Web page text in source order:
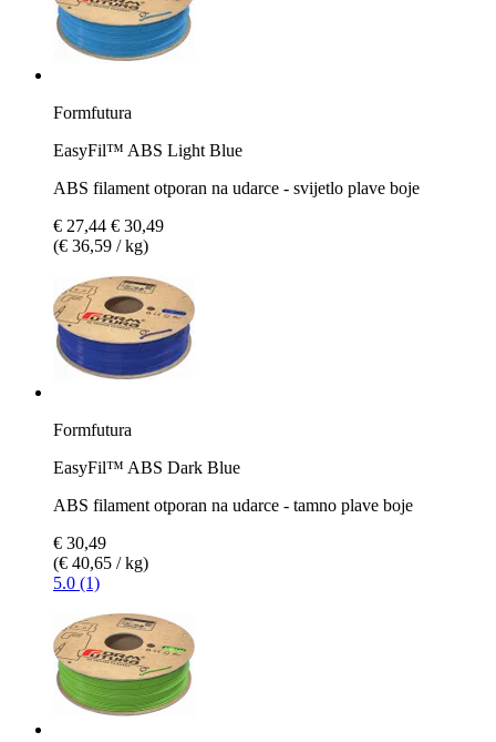
Formfutura
EasyFil™ ABS Light Blue
ABS filament otporan na udarce - svijetlo plave boje
€ 27,44 € 30,49
(€ 36,59 / kg)
Formfutura
EasyFil™ ABS Dark Blue
ABS filament otporan na udarce - tamno plave boje
€ 30,49
(€ 40,65 / kg)
5.0 (1)